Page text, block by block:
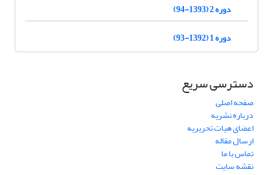
دوره 2 (1393-94)
دوره 1 (1392-93)
دسترسی سریع
صفحه اصلی
درباره نشریه
اعضای هیات تحریریه
ارسال مقاله
تماس با ما
نقشه سایت